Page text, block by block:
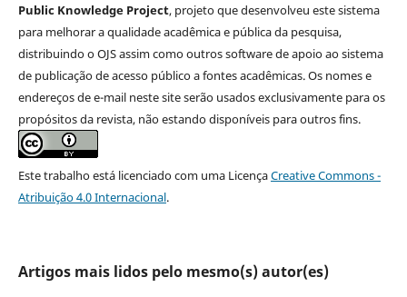
Public Knowledge Project, projeto que desenvolveu este sistema
para melhorar a qualidade acadêmica e pública da pesquisa,
distribuindo o OJS assim como outros software de apoio ao sistema
de publicação de acesso público a fontes acadêmicas. Os nomes e
endereços de e-mail neste site serão usados exclusivamente para os
propósitos da revista, não estando disponíveis para outros fins.
Este trabalho está licenciado com uma LicençaCreative Commons -
Atribuição 4.0 Internacional.
Artigos mais lidos pelo mesmo(s) autor(es)